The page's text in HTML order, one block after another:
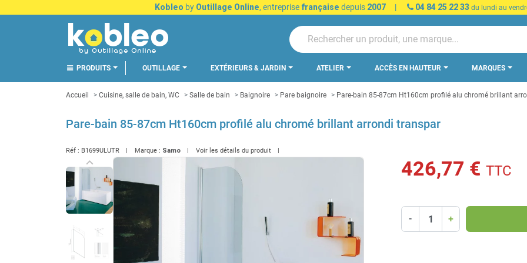
Kobleo by Outillage Online, entreprise française depuis 2007 | 04 84 25 22 33 du lundi au
PRODUITS OUTILLAGE EXTÉRIEURS & JARDIN ATELIER ACCÈS EN HAUTEUR MARQUES
Accueil Cuisine, salle de bain, WC Salle de bain Baignoire Pare baignoire Pare-bain 85-87cm Ht160cm profilé alu chromé brillant
Pare-bain 85-87cm Ht160cm profilé alu chromé brillant arrondi transpar
Réf : B1699ULUTR Marque : Samo Voir les détails du produit
Précédentkeyboard_arrow_left 426,77 € TTC
- +